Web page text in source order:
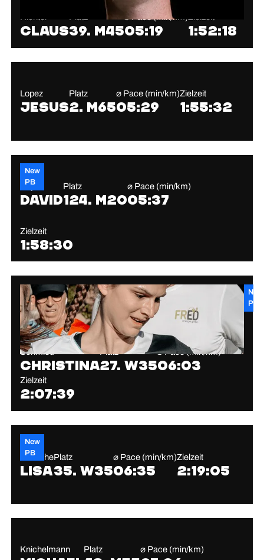
Claus39. M45
⌀ Pace (min/km)
05:19 1:52:18
Lopez
Jesus
Platz
2. M65
⌀ Pace (min/km)
05:29
Zielzeit
1:55:32
New
PB
Deja
David
Platz
124. M20
⌀ Pace (min/km)
05:37
Zielzeit
1:58:30
New
PB
Schmied
Christina
Platz
27. W35
⌀ Pace (min/km)
06:03
Zielzeit
2:07:39
New
PB
Scheithe
Lisa
Platz
35. W35
⌀ Pace (min/km)
06:35
Zielzeit
2:19:05
Knichelmann Platz ⌀ Pace (min/km)